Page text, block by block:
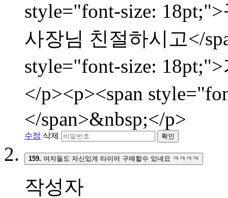
style="font-size:
사장님 친절하시고</
style="font-size:
</p><p><span
</span>&nbsp;</p>
수정 삭제 확인
159. 여자들도 자신있게 타이어 구매할수 있네요 ㅋㅋㅋㅋ
작성자